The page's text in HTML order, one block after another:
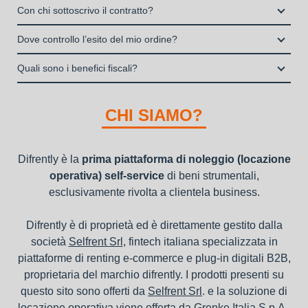
I privati consumatori non possono accedere al servizio di
stipulata da Grenke Italia S.p.A., società specializzata nel
noleggio B2B con cui verrà concluso il contratto, a tutela
dei beni e con vantaggi di gestione per i propri clienti.
Si, puoi scegliere sul sito il prodotto che ti serve, decidere la
interamente online
Con chi sottoscrivo il contratto?
Il contratto di locazione operativa sarà stipulato con Grenke
operativa di beni mobili strumentali (B2B), previa approvazione
della richiesta da parte della stessa.
Dove controllo l’esito del mio ordine?
Una volta fatto login vai sull’icona con l’omino e clicca su
Quali sono i benefici fiscali?
nel bilancio, poiché i canoni vengono considerati un servizio. I
canoni di noleggio sono deducibili ai fini IRES e IRAP
CHI SIAMO?
Difrently è la prima piattaforma di noleggio (locazione
operativa) self-servicedi beni strumentali,
esclusivamente rivolta a clientela business.
Difrently è di proprietà ed è direttamente gestito dalla
società Selfrent Srl , fintech italiana specializzata in
piattaforme di renting e-commerce e plug-in digitali B2B,
proprietaria del marchio difrently. I prodotti presenti su
questo sito sono offerti da Selfrent Srl . e la soluzione di